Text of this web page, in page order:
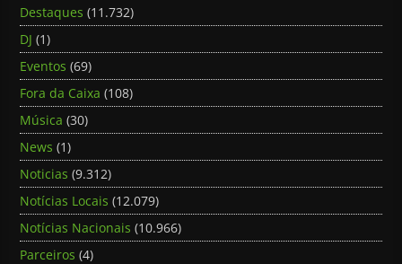
Destaques (11.732)
DJ (1)
Eventos (69)
Fora da Caixa (108)
Música (30)
News (1)
Noticias (9.312)
Notícias Locais (12.079)
Notícias Nacionais (10.966)
Parceiros (4)